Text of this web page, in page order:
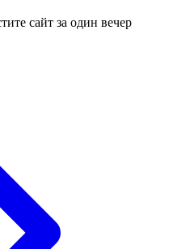
сайт за один вечер